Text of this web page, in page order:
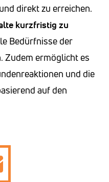
direkt zu erreichen.
kurzfristig zu
Bedürfnisse der
Zudem ermöglicht es
und die
auf den